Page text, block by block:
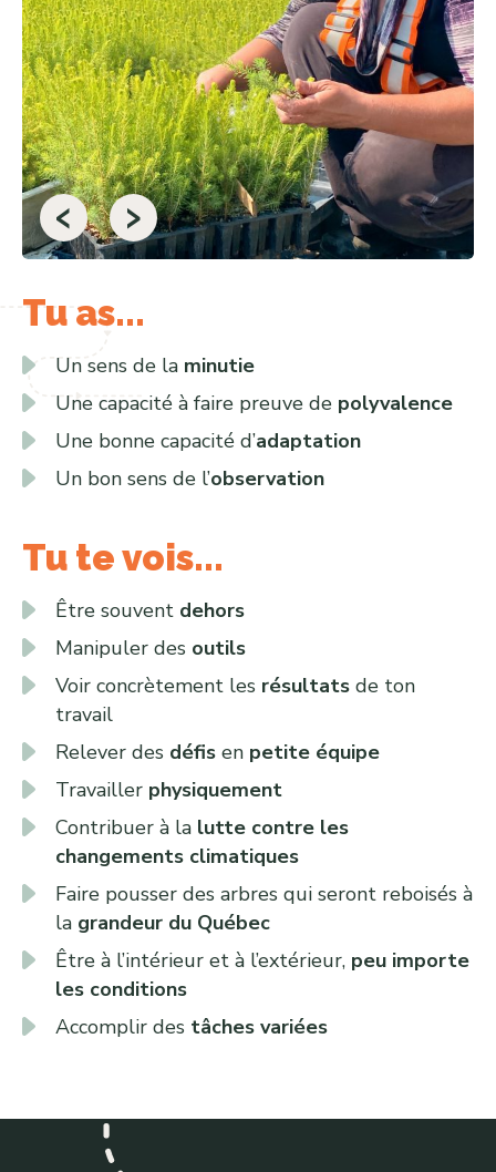
‹ ›
Tu as...
Un sens de la minutie
Une capacité à faire preuve de polyvalence
Une bonne capacité d’adaptation
Un bon sens de l’observation
Tu te vois...
Être souvent dehors
Manipuler des outils
Voir concrètement les résultats de ton
travail
Relever des défis en petite équipe
Travailler physiquement
Contribuer à la lutte contre les
changements climatiques
Faire pousser des arbres qui seront reboisés à
la grandeur du Québec
Être à l’intérieur et à l’extérieur, peu importe
les conditions
Accomplir des tâches variées